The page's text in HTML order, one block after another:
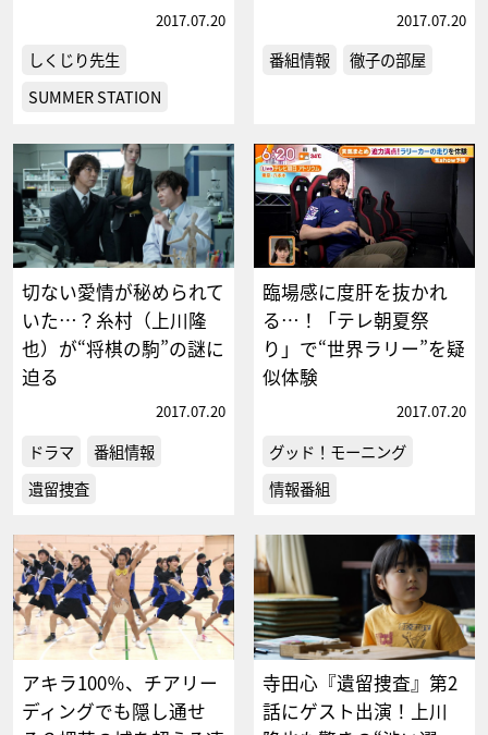
2017.07.20
しくじり先生
SUMMER STATION
2017.07.20
番組情報 徹子の部屋
切ない愛情が秘められて
いた…？糸村（上川隆
也）が“将棋の駒”の謎に
迫る
2017.07.20
ドラマ
番組情報
遺留捜査
臨場感に度肝を抜かれ
る…！「テレ朝夏祭
り」で“世界ラリー”を疑
似体験
2017.07.20
グッド！モーニング
情報番組
アキラ100％、チアリー
ディングでも隠し通せ
寺田心『遺留捜査』第2
話にゲスト出演！上川